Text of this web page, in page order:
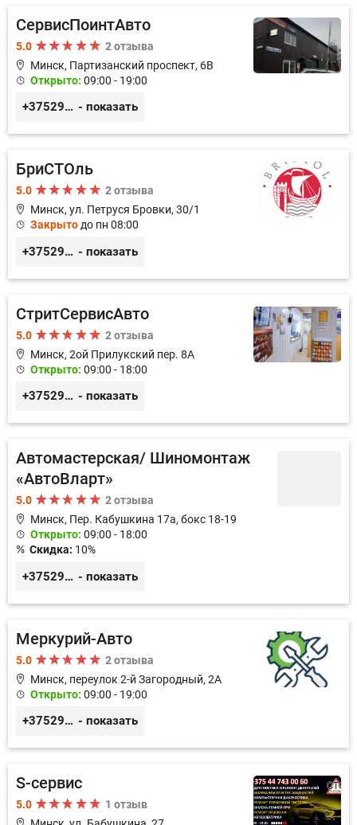
СервисПоинтАвто
5.0
2 отзыва
Минск, Партизанский проспект, 6В
Открыто: 09:00 - 19:00
+375296035003 - показать
БриСТОль
5.0
2 отзыва
Минск, ул. Петруся Бровки, 30/1
Закрытодо пн 08:00
+375291125312 - показать
СтритСервисАвто
5.0
2 отзыва
Минск, 2ой Прилукский пер. 8А
Открыто: 09:00 - 18:00
+375293366992 - показать
Автомастерская/ Шиномонтаж
«АвтоВларт»
5.0
2 отзыва
Минск, Пер. Кабушкина 17а, бокс 18-19
Открыто: 09:00 - 18:00
Скидка: 10%
+375296578508 - показать
Меркурий-Авто
5.0
2 отзыва
Минск, переулок 2-й Загородный, 2А
Открыто: 09:00 - 19:00
+375291151118 - показать
S-сервис
5.0
1 отзыв